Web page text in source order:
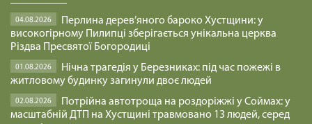
04.08.2026
Перлина дерев’яного бароко Хустщини: у
високогірному Пилипці зберігається унікальна церква
Різдва Пресвятої Богородиці
01.08.2026
Нічна трагедія у Березниках: під час пожежі в
житловому будинку загинули двоє людей
02.08.2026
Потрійна автотроща на роздоріжжі у Соймах: у
масштабній ДТП на Хустщині травмовано 13 людей, серед